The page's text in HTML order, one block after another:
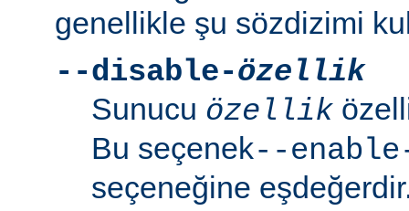
genellikle şu sözdizimi
--disable-özellik
Sunucu özellik
Bu seçenek--
seçeneğine